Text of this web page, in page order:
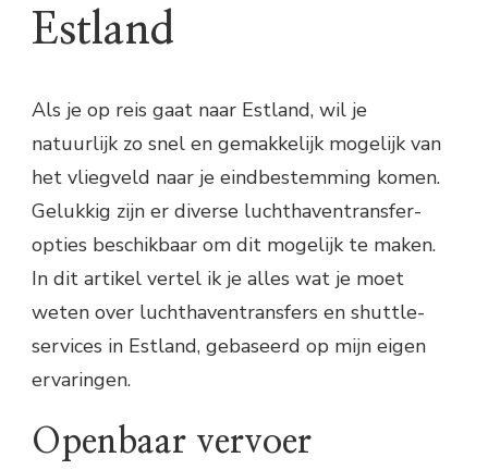
Estland
Als je op reis gaat naar Estland, wil je
natuurlijk zo snel en gemakkelijk mogelijk van
het vliegveld naar je eindbestemming komen.
Gelukkig zijn er diverse luchthaventransfer-
opties beschikbaar om dit mogelijk te maken.
In dit artikel vertel ik je alles wat je moet
weten over luchthaventransfers en shuttle-
services in Estland, gebaseerd op mijn eigen
ervaringen.
Openbaar vervoer